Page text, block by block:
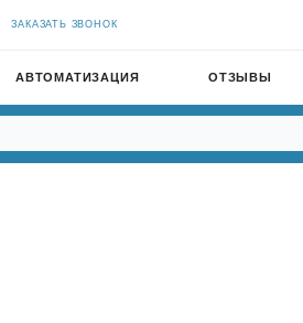
ЗАКАЗАТЬ ЗВОНОК
АВТОМАТИЗАЦИЯ ОТЗЫВЫ